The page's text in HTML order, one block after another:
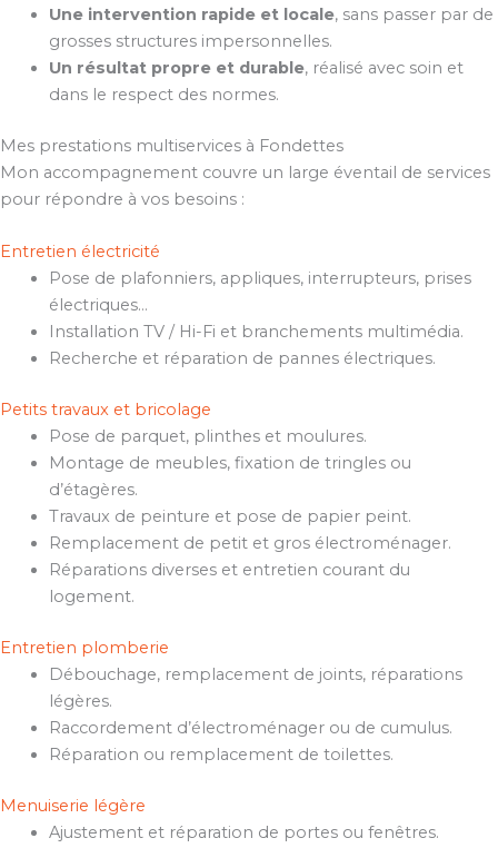
Une intervention rapide et locale, sans passer par de
grosses structures impersonnelles.
Un résultat propre et durable, réalisé avec soin et
dans le respect des normes.
Mes prestations multiservices à Fondettes
Mon accompagnement couvre un large éventail de services
pour répondre à vos besoins :
Entretien électricité
Pose de plafonniers, appliques, interrupteurs, prises
électriques…
Installation TV / Hi-Fi et branchements multimédia.
Recherche et réparation de pannes électriques.
Petits travaux et bricolage
Pose de parquet, plinthes et moulures.
Montage de meubles, fixation de tringles ou
d’étagères.
Travaux de peinture et pose de papier peint.
Remplacement de petit et gros électroménager.
Réparations diverses et entretien courant du
logement.
Entretien plomberie
Débouchage, remplacement de joints, réparations
légères.
Raccordement d’électroménager ou de cumulus.
Réparation ou remplacement de toilettes.
Menuiserie légère
Ajustement et réparation de portes ou fenêtres.